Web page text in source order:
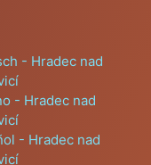
- Hradec nad
- Hradec nad
- Hradec nad